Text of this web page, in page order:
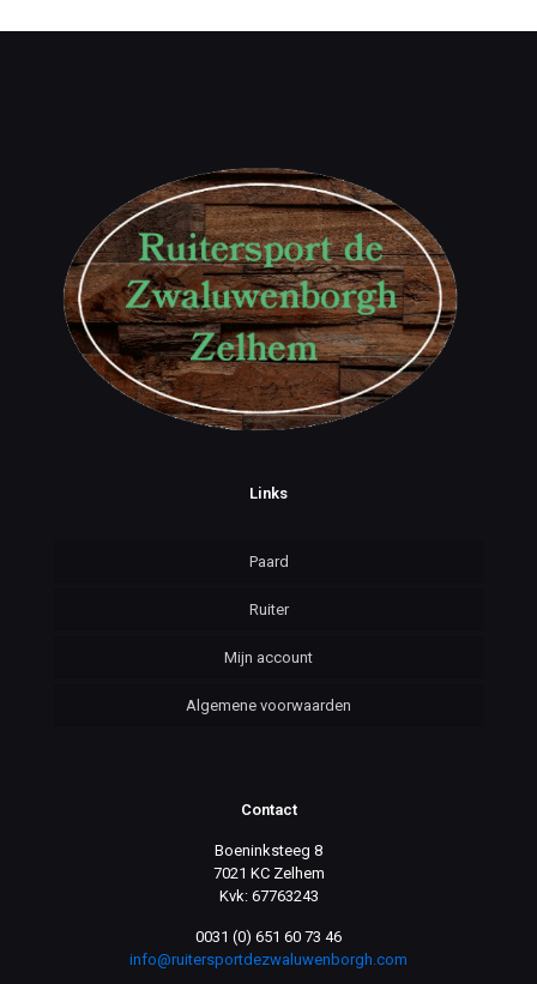
Links
Paard
Ruiter
Mijn account
Algemene voorwaarden
Contact
Boeninksteeg 8
7021 KC Zelhem
Kvk: 67763243
0031 (0) 651 60 73 46
info@ruitersportdezwaluwenborgh.com